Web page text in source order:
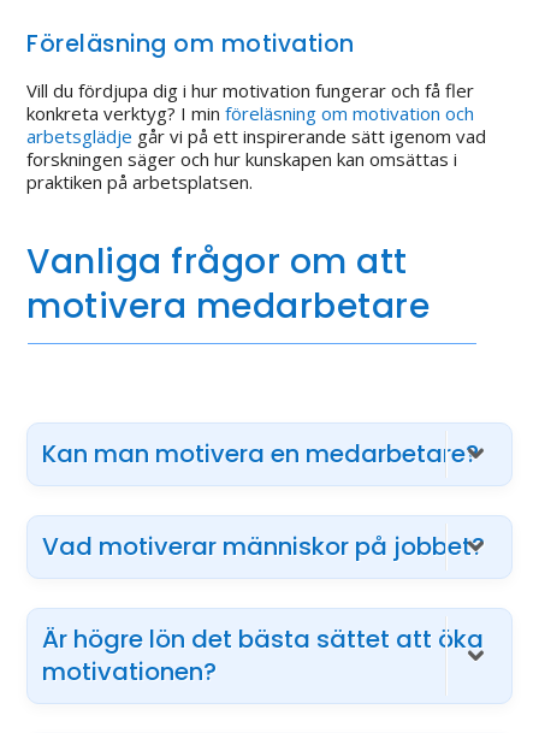
Föreläsning om motivation
Vill du fördjupa dig i hur motivation fungerar och få fler
konkreta verktyg? I minföreläsning om motivation och
arbetsglädje går vi på ett inspirerande sätt igenom vad
forskningen säger och hur kunskapen kan omsättas i
praktiken på arbetsplatsen.
Vanliga frågor om att
motivera medarbetare
Kan man motivera en medarbetare?
Vad motiverar människor på jobbet?
Är högre lön det bästa sättet att öka
motivationen?